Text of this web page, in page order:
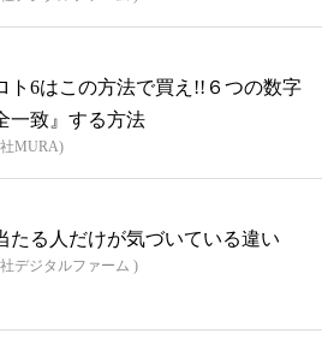
ト6はこの方法で買え!!６つの数字
一致』する方法
MURA)
たる人だけが気づいている違い
デジタルファーム )